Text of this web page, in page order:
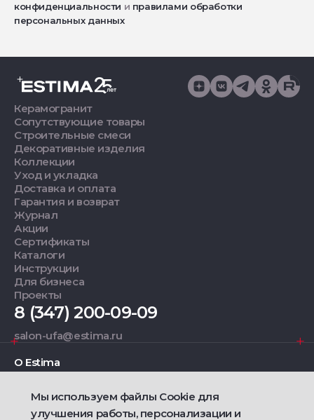
конфиденциальности и правилами обработки
персональных данных
Керамогранит
Сопутствующие товары
Строительные смеси
Декоративные изделия
Коллекции
Уход и укладка
Доставка и оплата
Гарантия и возврат
Журнал
Акции
Сертификаты
Каталоги
Инструкции
Для бизнеса
Проекты
8 (347) 200-09-09
salon-ufa@estima.ru
О Estima
Дизайнерам
Мы используем файлы Cookie для
улучшения работы, персонализации и